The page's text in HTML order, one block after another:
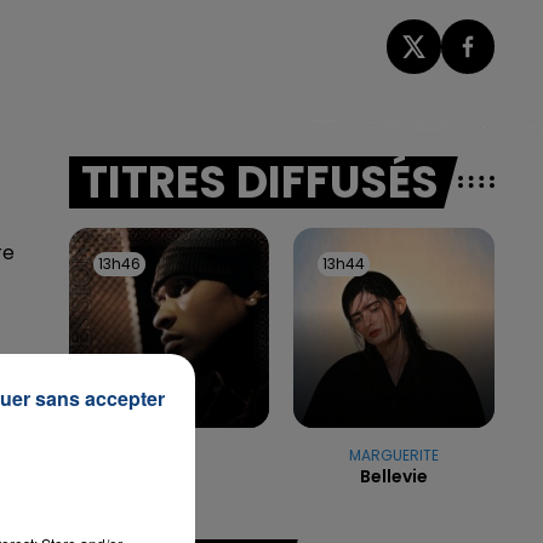
TITRES DIFFUSÉS
13h46
13h46 13h44
13h44
MARGUERITE
Bellevie
sans accepter